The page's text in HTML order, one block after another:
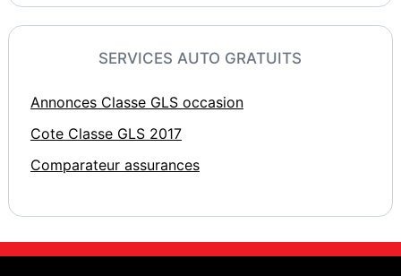
SERVICES AUTO GRATUITS
Annonces Classe GLS occasion
Cote Classe GLS 2017
Comparateur assurances